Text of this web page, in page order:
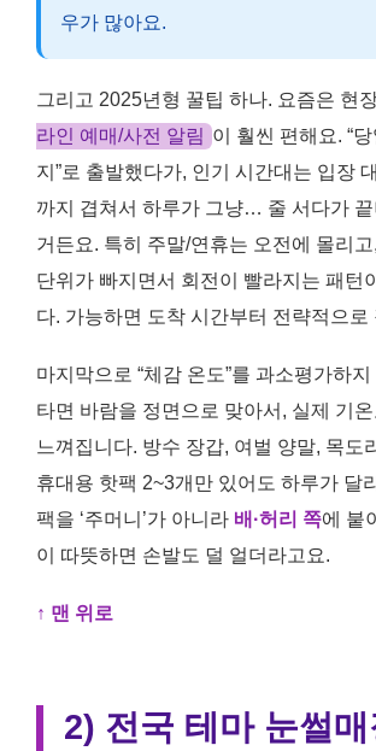
우가 많아요.
그리고 2025년형 꿀팁 하나. 요즘은 현
라인 예매/사전 알림 이 훨씬 편해요. “
지”로 출발했다가, 인기 시간대는 입장
까지 겹쳐서 하루가 그냥… 줄 서다가 끝
거든요. 특히 주말/연휴는 오전에 몰리
단위가 빠지면서 회전이 빨라지는 패턴
다. 가능하면 도착 시간부터 전략적으로
마지막으로 “체감 온도”를 과소평가하지
타면 바람을 정면으로 맞아서, 실제 기온
느껴집니다. 방수 장갑, 여벌 양말, 목도
휴대용 핫팩 2~3개만 있어도 하루가 달
팩을 ‘주머니’가 아니라 배·허리 쪽에 붙
이 따뜻하면 손발도 덜 얼더라고요.
↑ 맨 위로
2) 전국 테마 눈썰